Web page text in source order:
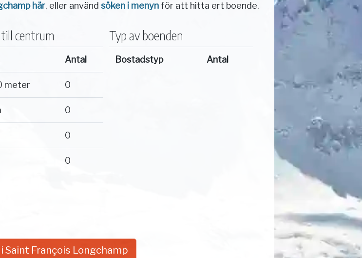
här, eller använd söken i menyn för att hitta ert boende.
centrum
Antal
meter 0
0
0
0
Typ av boenden
Bostadstyp Antal
Saint François Longchamp